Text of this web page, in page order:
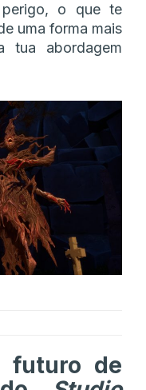
o que te
uma forma mais
tua abordagem
futuro de